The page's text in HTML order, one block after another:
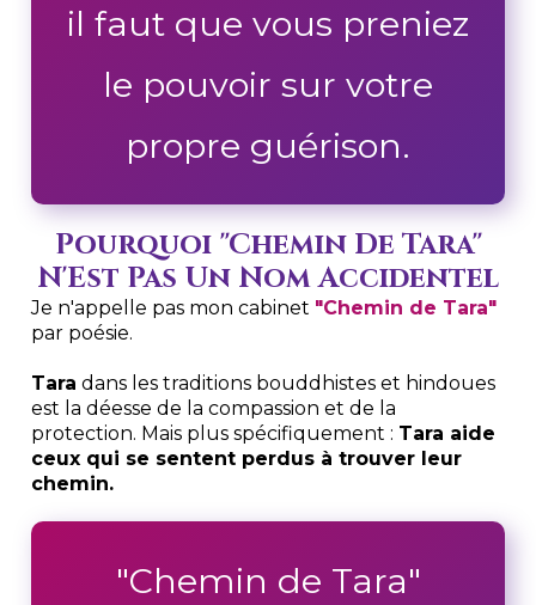
il faut que vous preniez
le pouvoir sur votre
propre guérison.
Pourquoi "Chemin De Tara"
N'Est Pas Un Nom Accidentel
Je n'appelle pas mon cabinet "Chemin de Tara"
par poésie.
Tara dans les traditions bouddhistes et hindoues
est la déesse de la compassion et de la
protection. Mais plus spécifiquement : Tara aide
ceux qui se sentent perdus à trouver leur
chemin.
"Chemin de Tara"